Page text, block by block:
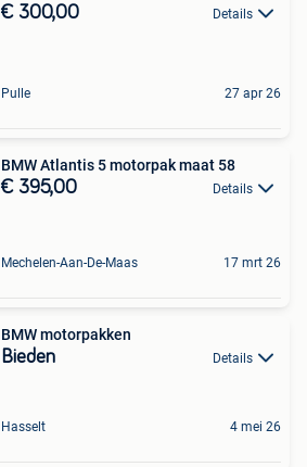
€ 300,00 Details
Pulle 27 apr 26
BMW Atlantis 5 motorpak maat 58
€ 395,00 Details
Mechelen-Aan-De-Maas 17 mrt 26
BMW motorpakken
Bieden Details
Hasselt 4 mei 26